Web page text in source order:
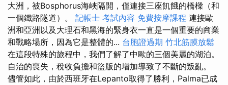
大洲，被Bosphorus海峽隔開，僅連接三座飢餓的橋樑（和
一個鐵路隧道）。 記帳士 考試內容 免費按摩課程 連接歐
洲和亞洲以及大理石和黑海的緊身衣一直是一個重要的商業
和戰略場所，因為它是整體的... 台胞證過期 竹北筋膜放鬆
在這段特殊的旅程中，我們了解了中歐的三個美麗的湖泊。
自治的喪失，稅收負擔和盜版的增加導致了不斷的叛亂。
儘管如此，由於西班牙在Lepanto取得了勝利，Palma已成